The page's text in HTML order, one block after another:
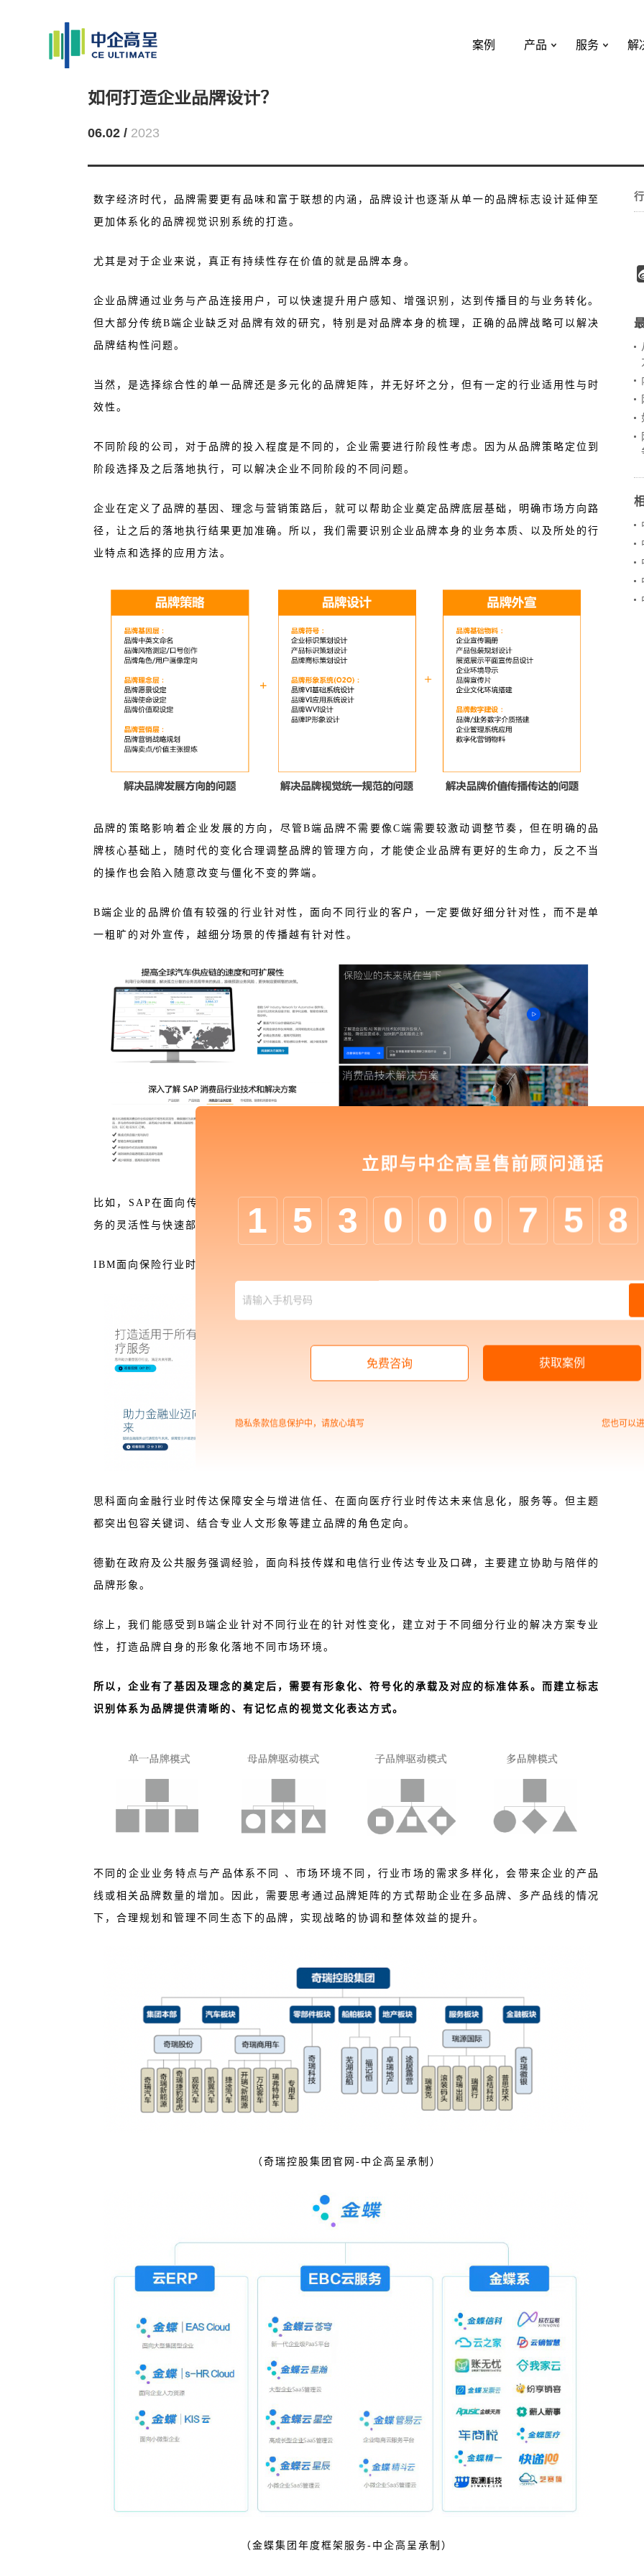
案例 产品 服务 解
如何打造企业品牌设计？
06.02 / 2023
数字经济时代，品牌需要更有品味和富于联想的内涵，品牌设计也逐渐从单一的品牌标志设计延伸至
更加体系化的品牌视觉识别系统的打造。
尤其是对于企业来说，真正有持续性存在价值的就是品牌本身。
企业品牌通过业务与产品连接用户，可以快速提升用户感知、增强识别，达到传播目的与业务转化。
但大部分传统B端企业缺乏对品牌有效的研究，特别是对品牌本身的梳理，正确的品牌战略可以解决
品牌结构性问题。
当然，是选择综合性的单一品牌还是多元化的品牌矩阵，并无好坏之分，但有一定的行业适用性与时
效性。
不同阶段的公司，对于品牌的投入程度是不同的，企业需要进行阶段性考虑。因为从品牌策略定位到
阶段选择及之后落地执行，可以解决企业不同阶段的不同问题。
企业在定义了品牌的基因、理念与营销策路后，就可以帮助企业奠定品牌底层基础，明确市场方向路
径，让之后的落地执行结果更加准确。所以，我们需要识别企业品牌本身的业务本质、以及所处的行
业特点和选择的应用方法。
品牌的策略影响着企业发展的方向，尽管B端品牌不需要像C端需要较激动调整节奏，但在明确的品
牌核心基础上，随时代的变化合理调整品牌的管理方向，才能使企业品牌有更好的生命力，反之不当
的操作也会陷入随意改变与僵化不变的弊端。
B端企业的品牌价值有较强的行业针对性， 面向不同行业的客户，一定要做好细分针对性，而不是单
一粗旷的对外宣传，越细分场景的传播越有针对性。
比如，SAP在面向传统制造业客户时，强调产品和服务的可靠稳定。面向电商客户时,强调产品和服
务的灵活性与快速部署性；
IBM面向保险行业时，会强调产品的体验与效率性;面向消费品行业时，会强调盈利增长。
思科面向金融行业时传达保障安全与增进信任、在面向医疗行业时传达未来信息化，服务等。但主题
都突出包容关键词、结合专业人文形象等建立品牌的角色定向。
德勤在政府及公共服务强调经验，面向科技传媒和电信行业传达专业及口碑，主要建立协助与陪伴的
品牌形象。
综上，我们能感受到B端企业针对不同行业在的针对性变化，建立对于不同细分行业的解决方案专业
性，打造品牌自身的形象化落地不同市场环境。
所以，企业有了基因及理念的奠定后，需要有形象化、符号化的承载及对应的标准体系。而建立标志
识别体系为品牌提供清晰的、有记忆点的视觉文化表达方式。
不同的企业业务特点与产品体系不同 、市场环境不同，行业市场的需求多样化，会带来企业的产品
线或相关品牌数量的增加。因此，需要思考通过品牌矩阵的方式帮助企业在多品牌、多产品线的情况
下，合理规划和管理不同生态下的品牌，实现战略的协调和整体效益的提升。
（奇瑞控股集团官网- 中企高呈承制）
（金蝶集团年度框架服务-中企高呈承制）
立即与中企高呈售前顾问通话
1 5 3 0 0 0 7 5 8
免费咨询 获取案例
隐私条款信息保护中，请放心填写 您也可以